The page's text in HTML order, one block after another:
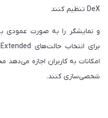
DeX تنظیم کنند
و نمایشگر را به صورت عمودی
امکانات به کاربران اجازه می‌دهد
شخصی‌سازی کنند.